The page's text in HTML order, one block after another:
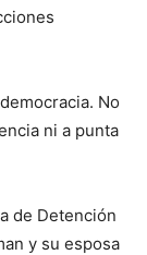
No
ni a punta
de Detención
y su esposa